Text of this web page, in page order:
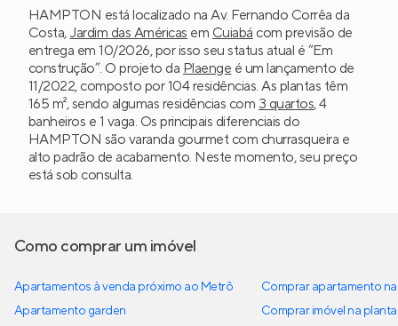
HAMPTON está localizado na Av. Fernando Corrêa da
Costa, Jardim das Américas em Cuiabá com previsão de
entrega em 10/2026, por isso seu status atual é “Em
construção”. O projeto da Plaenge é um lançamento de
11/2022, composto por 104 residências. As plantas têm
165 m², sendo algumas residências com 3 quartos, 4
banheiros e 1 vaga. Os principais diferenciais do
HAMPTON são varanda gourmet com churrasqueira e
alto padrão de acabamento. Neste momento, seu preço
está sob consulta.
Como comprar um imóvel
Apartamentos à venda próximo ao Metrô
Apartamento garden
Comprar apartamento
Comprar imóvel na planta